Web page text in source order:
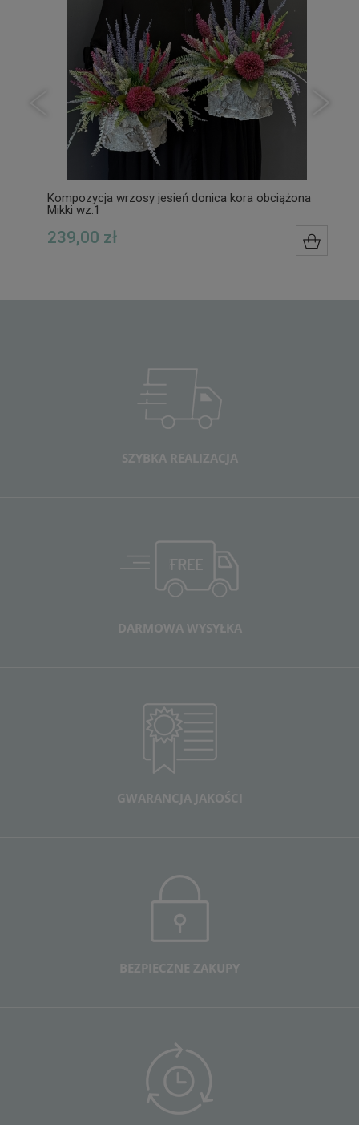
Kompozycja wrzosy jesień donica kora obciążona
Mikki wz.1
239,00 zł DO
SZYBKA REALIZACJA
DARMOWA WYSYŁKA
GWARANCJA JAKOŚCI
BEZPIECZNE ZAKUPY